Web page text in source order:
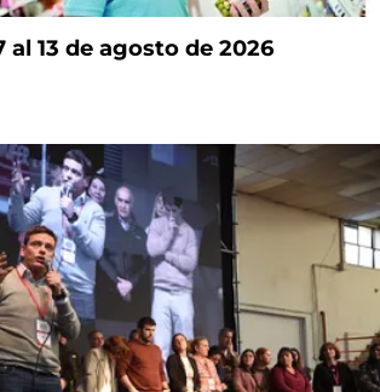
al 13 de agosto de 2026